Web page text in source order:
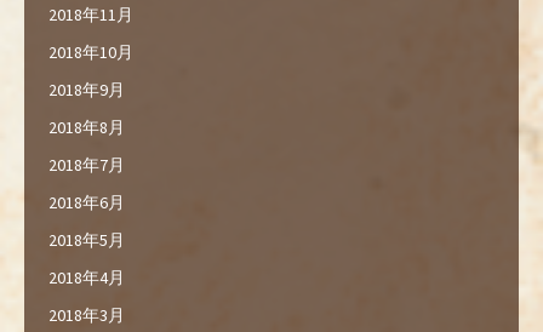
2018年11月
2018年10月
2018年9月
2018年8月
2018年7月
2018年6月
2018年5月
2018年4月
2018年3月